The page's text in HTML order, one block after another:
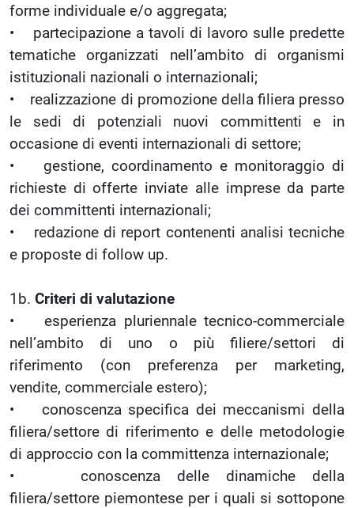
forme individuale e/o aggregata;
• partecipazione a tavoli di lavoro sulle predette
tematiche organizzati nell’ambito di organismi
istituzionali nazionali o internazionali;
• realizzazione di promozione della filiera presso
le sedi di potenziali nuovi committenti e in
occasione di eventi internazionali di settore;
• gestione, coordinamento e monitoraggio di
richieste di offerte inviate alle imprese da parte
dei committenti internazionali;
• redazione di report contenenti analisi tecniche
e proposte di follow up.
1b. Criteri di valutazione
• esperienza pluriennale tecnico-commerciale
nell’ambito di uno o più filiere/settori di
riferimento (con preferenza per marketing,
vendite, commerciale estero);
• conoscenza specifica dei meccanismi della
filiera/settore di riferimento e delle metodologie
di approccio con la committenza internazionale;
• conoscenza delle dinamiche della
filiera/settore piemontese per i quali si sottopone